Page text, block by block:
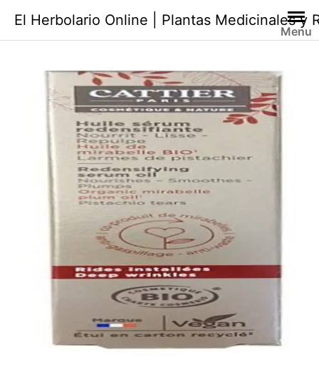
contenido
El Herbolario Online | Plantas Medicinales y
Menu